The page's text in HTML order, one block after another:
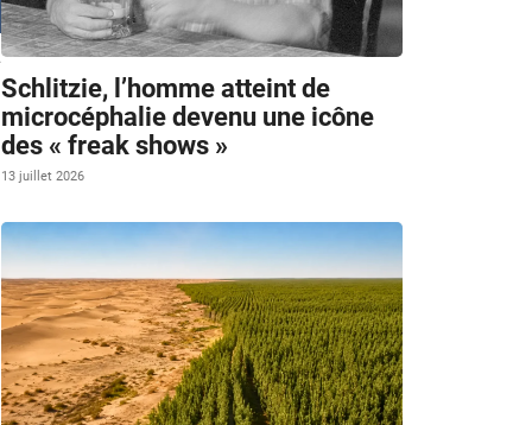
Schlitzie, l’homme atteint de
microcéphalie devenu une icône
des « freak shows »
13 juillet 2026